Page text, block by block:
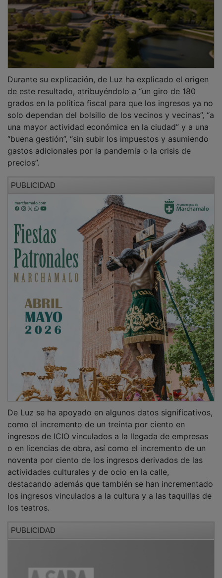
de este resultado, atribuyéndolo a “un giro de 180
grados en la política fiscal para que los ingresos ya no
solo dependan del bolsillo de los vecinos y vecinas”, “a
una mayor actividad económica en la ciudad” y a una
“buena gestión”, “sin subir los impuestos y asumiendo
gastos adicionales por la pandemia o la crisis de
precios”.
como el incremento de un treinta por ciento en
ingresos de ICIO vinculados a la llegada de empresas
o en licencias de obra, así como el incremento de un
noventa por ciento de los ingresos derivados de las
actividades culturales y de ocio en la calle,
destacando además que también se han incrementado
los ingresos vinculados a la cultura y a las taquillas de
los teatros.